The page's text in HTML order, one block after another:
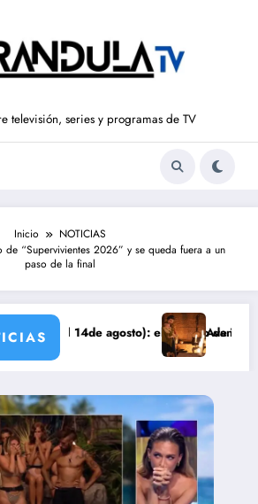
televisión, series y programas de TV
Inicio
NOTICIAS
de “Supervivientes 2026” y se queda fuera a un
paso de la final
agosto): el secreto de Tasio sale a la luz
Avance VALLE